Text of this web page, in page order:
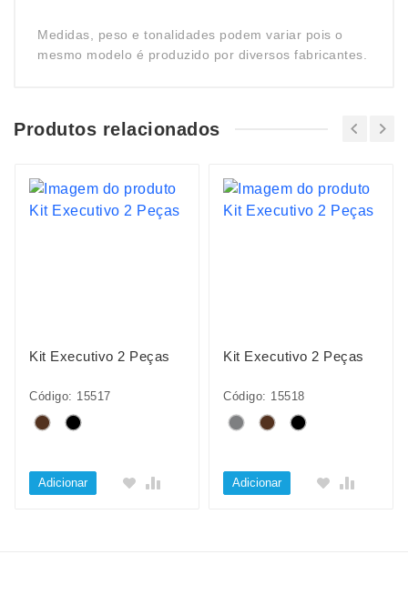
Medidas, peso e tonalidades podem variar pois o
mesmo modelo é produzido por diversos fabricantes.
Produtos relacionados
Kit Executivo 2 Peças
Código: 15517
Adicionar
Kit Executivo 2 Peças
Código: 15518
Adicionar